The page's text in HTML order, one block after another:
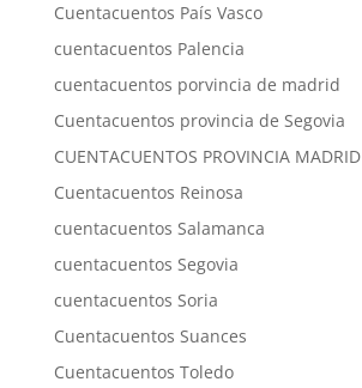
Cuentacuentos País Vasco
cuentacuentos Palencia
cuentacuentos porvincia de madrid
Cuentacuentos provincia de Segovia
CUENTACUENTOS PROVINCIA MADRID
Cuentacuentos Reinosa
cuentacuentos Salamanca
cuentacuentos Segovia
cuentacuentos Soria
Cuentacuentos Suances
Cuentacuentos Toledo